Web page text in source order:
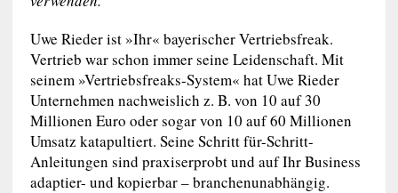
Uwe Rieder ist »Ihr« bayerischer Vertriebsfreak.
Vertrieb war schon immer seine Leidenschaft. Mit
seinem »Vertriebsfreaks-System« hat Uwe Rieder
Unternehmen nachweislich z. B. von 10 auf 30
Millionen Euro oder sogar von 10 auf 60 Millionen
Umsatz katapultiert. Seine Schritt für-Schritt-
Anleitungen sind praxiserprobt und auf Ihr Business
adaptier- und kopierbar – branchenunabhängig.